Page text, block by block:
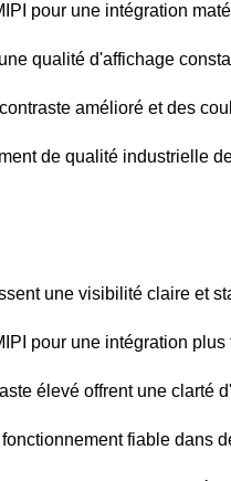
pour une intégration
qualité d'affichage
amélioré et des
de qualité industrielle
une visibilité claire et
pour une intégration
élevé offrent une
fiable dans